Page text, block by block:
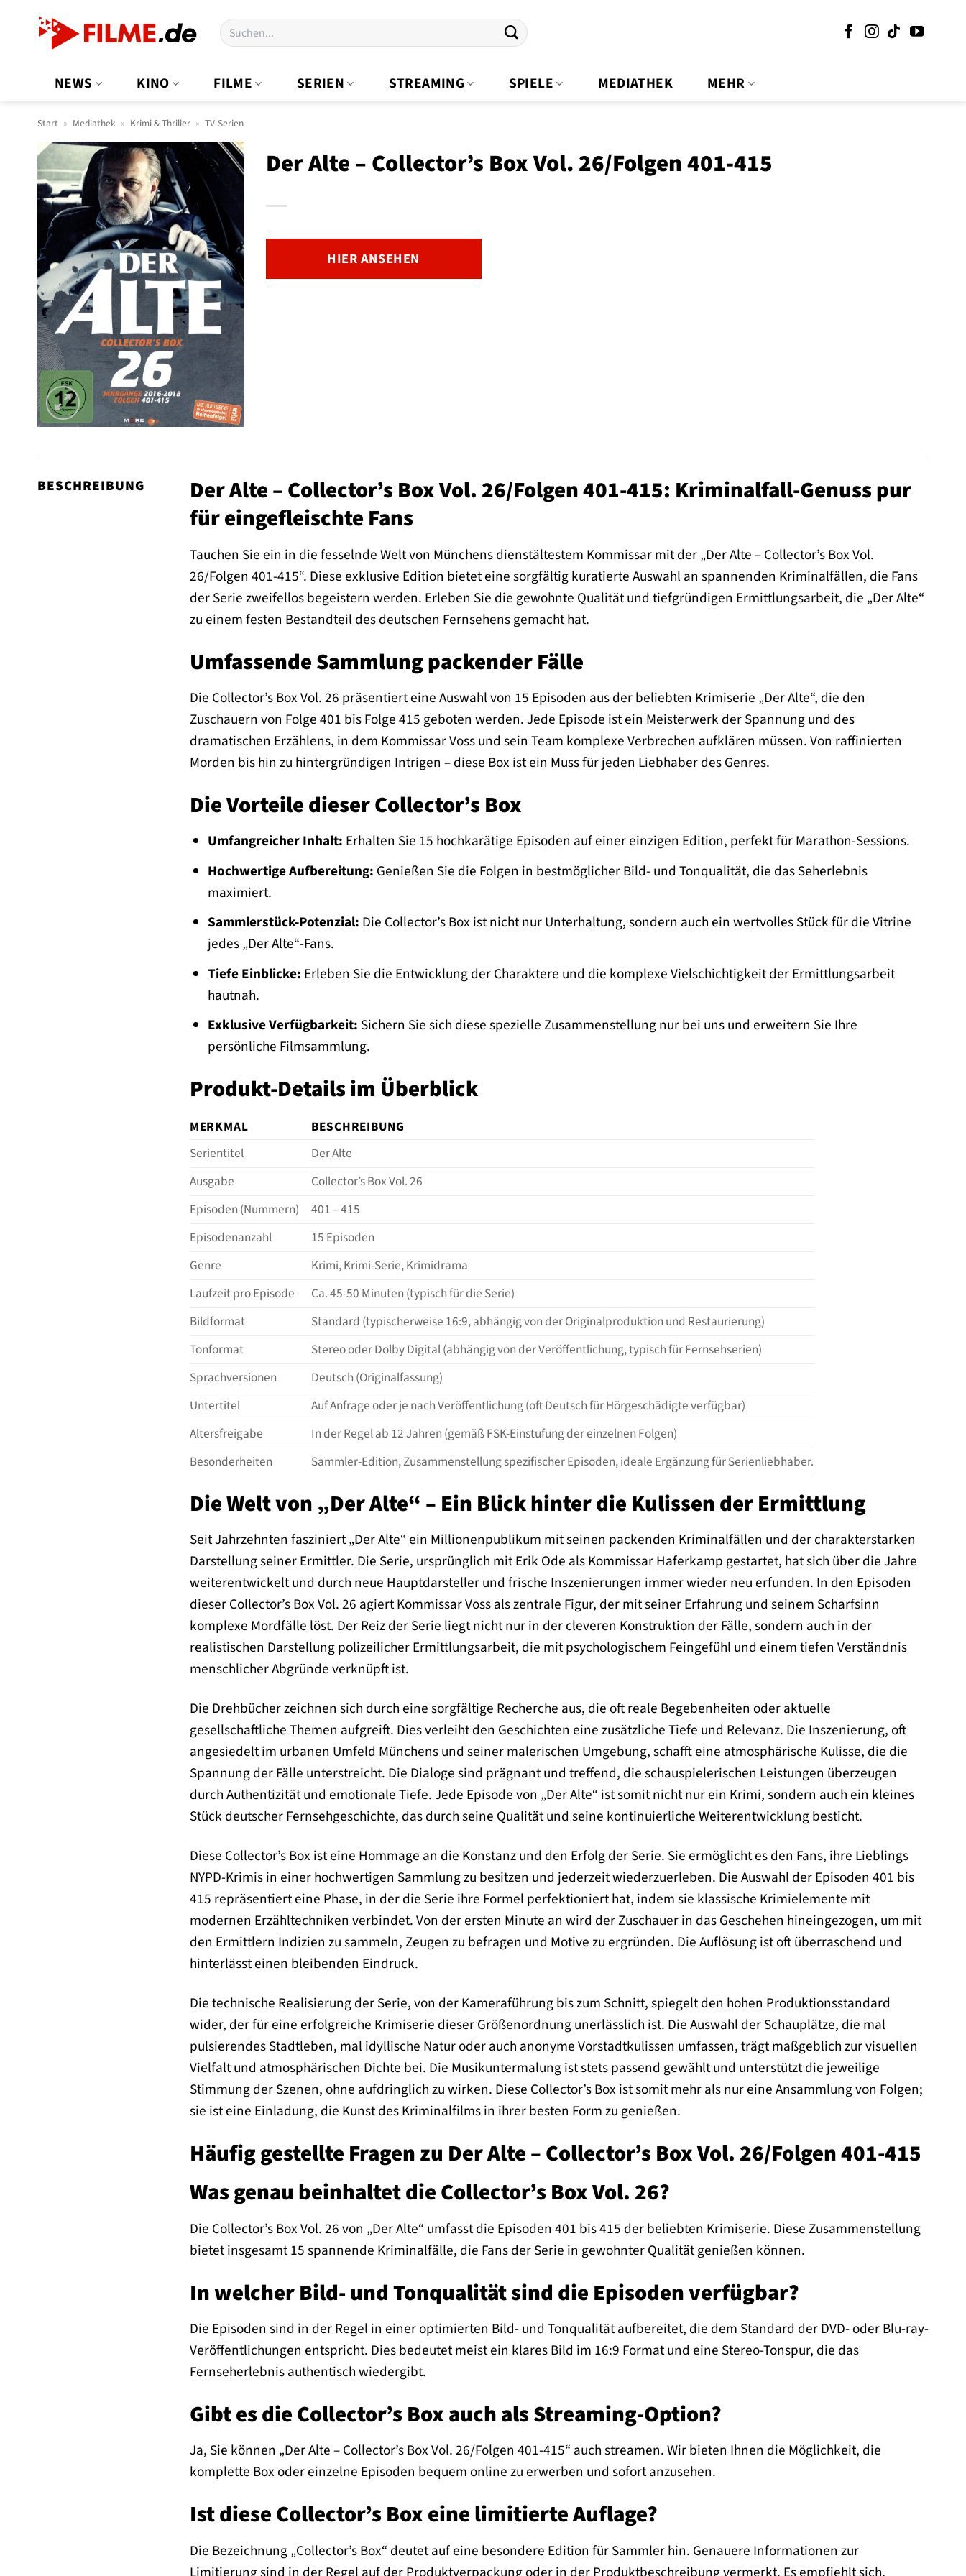
Suchen
nach:
NEWS KINO FILME SERIEN STREAMING SPIELE MEDIATHEK MEHR
Start » Mediathek » Krimi & Thriller » TV-Serien
Der Alte – Collector’s Box Vol. 26/Folgen 401-415
HIER ANSEHEN
BESCHREIBUNG
Der Alte – Collector’s Box Vol. 26/Folgen 401-415: Kriminalfall-Genuss pur
für eingefleischte Fans
Tauchen Sie ein in die fesselnde Welt von Münchens dienstältestem Kommissar mit der „Der Alte – Collector’s Box Vol.
26/Folgen 401-415“. Diese exklusive Edition bietet eine sorgfältig kuratierte Auswahl an spannenden Kriminalfällen, die Fans
der Serie zweifellos begeistern werden. Erleben Sie die gewohnte Qualität und tiefgründigen Ermittlungsarbeit, die „Der Alte“
zu einem festen Bestandteil des deutschen Fernsehens gemacht hat.
Umfassende Sammlung packender Fälle
Die Collector’s Box Vol. 26 präsentiert eine Auswahl von 15 Episoden aus der beliebten Krimiserie „Der Alte“, die den
Zuschauern von Folge 401 bis Folge 415 geboten werden. Jede Episode ist ein Meisterwerk der Spannung und des
dramatischen Erzählens, in dem Kommissar Voss und sein Team komplexe Verbrechen aufklären müssen. Von raffinierten
Morden bis hin zu hintergründigen Intrigen – diese Box ist ein Muss für jeden Liebhaber des Genres.
Die Vorteile dieser Collector’s Box
Umfangreicher Inhalt: Erhalten Sie 15 hochkarätige Episoden auf einer einzigen Edition, perfekt für Marathon-Sessions.
Hochwertige Aufbereitung: Genießen Sie die Folgen in bestmöglicher Bild- und Tonqualität, die das Seherlebnis
maximiert.
Sammlerstück-Potenzial: Die Collector’s Box ist nicht nur Unterhaltung, sondern auch ein wertvolles Stück für die Vitrine
jedes „Der Alte“-Fans.
Tiefe Einblicke: Erleben Sie die Entwicklung der Charaktere und die komplexe Vielschichtigkeit der Ermittlungsarbeit
hautnah.
Exklusive Verfügbarkeit: Sichern Sie sich diese spezielle Zusammenstellung nur bei uns und erweitern Sie Ihre
persönliche Filmsammlung.
Produkt-Details im Überblick
MERKMAL
BESCHREIBUNG
Serientitel
Der Alte
Ausgabe
Collector’s Box Vol. 26
Episoden (Nummern)
401 – 415
Episodenanzahl
15 Episoden
Genre
Krimi, Krimi-Serie, Krimidrama
Laufzeit pro Episode
Ca. 45-50 Minuten (typisch für die Serie)
Bildformat
Standard (typischerweise 16:9, abhängig von der Originalproduktion und Restaurierung)
Tonformat
Stereo oder Dolby Digital (abhängig von der Veröffentlichung, typisch für Fernsehserien)
Sprachversionen
Deutsch (Originalfassung)
Untertitel
Auf Anfrage oder je nach Veröffentlichung (oft Deutsch für Hörgeschädigte verfügbar)
Altersfreigabe
In der Regel ab 12 Jahren (gemäß FSK-Einstufung der einzelnen Folgen)
Besonderheiten
Sammler-Edition, Zusammenstellung spezifischer Episoden, ideale Ergänzung für Serienliebhaber.
Die Welt von „Der Alte“ – Ein Blick hinter die Kulissen der Ermittlung
Seit Jahrzehnten fasziniert „Der Alte“ ein Millionenpublikum mit seinen packenden Kriminalfällen und der charakterstarken
Darstellung seiner Ermittler. Die Serie, ursprünglich mit Erik Ode als Kommissar Haferkamp gestartet, hat sich über die Jahre
weiterentwickelt und durch neue Hauptdarsteller und frische Inszenierungen immer wieder neu erfunden. In den Episoden
dieser Collector’s Box Vol. 26 agiert Kommissar Voss als zentrale Figur, der mit seiner Erfahrung und seinem Scharfsinn
komplexe Mordfälle löst. Der Reiz der Serie liegt nicht nur in der cleveren Konstruktion der Fälle, sondern auch in der
realistischen Darstellung polizeilicher Ermittlungsarbeit, die mit psychologischem Feingefühl und einem tiefen Verständnis
menschlicher Abgründe verknüpft ist.
Die Drehbücher zeichnen sich durch eine sorgfältige Recherche aus, die oft reale Begebenheiten oder aktuelle
gesellschaftliche Themen aufgreift. Dies verleiht den Geschichten eine zusätzliche Tiefe und Relevanz. Die Inszenierung, oft
angesiedelt im urbanen Umfeld Münchens und seiner malerischen Umgebung, schafft eine atmosphärische Kulisse, die die
Spannung der Fälle unterstreicht. Die Dialoge sind prägnant und treffend, die schauspielerischen Leistungen überzeugen
durch Authentizität und emotionale Tiefe. Jede Episode von „Der Alte“ ist somit nicht nur ein Krimi, sondern auch ein kleines
Stück deutscher Fernsehgeschichte, das durch seine Qualität und seine kontinuierliche Weiterentwicklung besticht.
Diese Collector’s Box ist eine Hommage an die Konstanz und den Erfolg der Serie. Sie ermöglicht es den Fans, ihre Lieblings
NYPD-Krimis in einer hochwertigen Sammlung zu besitzen und jederzeit wiederzuerleben. Die Auswahl der Episoden 401 bis
415 repräsentiert eine Phase, in der die Serie ihre Formel perfektioniert hat, indem sie klassische Krimielemente mit
modernen Erzähltechniken verbindet. Von der ersten Minute an wird der Zuschauer in das Geschehen hineingezogen, um mit
den Ermittlern Indizien zu sammeln, Zeugen zu befragen und Motive zu ergründen. Die Auflösung ist oft überraschend und
hinterlässt einen bleibenden Eindruck.
Die technische Realisierung der Serie, von der Kameraführung bis zum Schnitt, spiegelt den hohen Produktionsstandard
wider, der für eine erfolgreiche Krimiserie dieser Größenordnung unerlässlich ist. Die Auswahl der Schauplätze, die mal
pulsierendes Stadtleben, mal idyllische Natur oder auch anonyme Vorstadtkulissen umfassen, trägt maßgeblich zur visuellen
Vielfalt und atmosphärischen Dichte bei. Die Musikuntermalung ist stets passend gewählt und unterstützt die jeweilige
Stimmung der Szenen, ohne aufdringlich zu wirken. Diese Collector’s Box ist somit mehr als nur eine Ansammlung von Folgen;
sie ist eine Einladung, die Kunst des Kriminalfilms in ihrer besten Form zu genießen.
Häufig gestellte Fragen zu Der Alte – Collector’s Box Vol. 26/Folgen 401-415
Was genau beinhaltet die Collector’s Box Vol. 26?
Die Collector’s Box Vol. 26 von „Der Alte“ umfasst die Episoden 401 bis 415 der beliebten Krimiserie. Diese Zusammenstellung
bietet insgesamt 15 spannende Kriminalfälle, die Fans der Serie in gewohnter Qualität genießen können.
In welcher Bild- und Tonqualität sind die Episoden verfügbar?
Die Episoden sind in der Regel in einer optimierten Bild- und Tonqualität aufbereitet, die dem Standard der DVD- oder Blu-ray-
Veröffentlichungen entspricht. Dies bedeutet meist ein klares Bild im 16:9 Format und eine Stereo-Tonspur, die das
Fernseherlebnis authentisch wiedergibt.
Gibt es die Collector’s Box auch als Streaming-Option?
Ja, Sie können „Der Alte – Collector’s Box Vol. 26/Folgen 401-415“ auch streamen. Wir bieten Ihnen die Möglichkeit, die
komplette Box oder einzelne Episoden bequem online zu erwerben und sofort anzusehen.
Ist diese Collector’s Box eine limitierte Auflage?
Die Bezeichnung „Collector’s Box“ deutet auf eine besondere Edition für Sammler hin. Genauere Informationen zur